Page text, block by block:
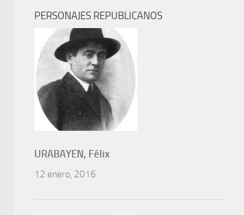
PERSONAJES REPUBLICANOS
URABAYEN, Félix
12 enero, 2016